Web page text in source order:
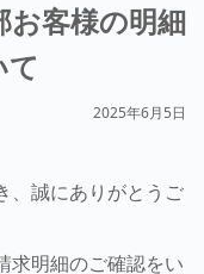
客様の明細
2025年6月5日
、誠にありがとうご
求明細のご確認をい